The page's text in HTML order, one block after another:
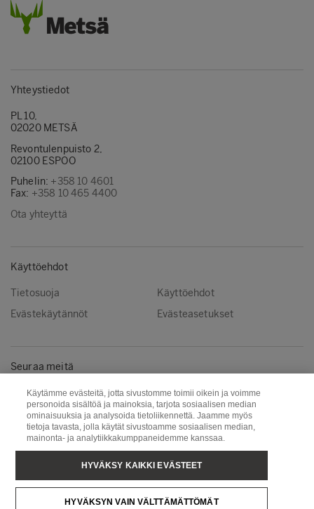
Yhteystiedot
PL 10,
02020 METSÄ
Revontulenpuisto 2,
02100 ESPOO
Puhelin: +358 10 4601
Fax: +358 10 465 4400
Ota yhteyttä
Käyttöehdot
Tietosuoja
Käyttöehdot
Evästekäytännöt
Evästeasetukset
Seuraa meitä
Facebook
Instagram
Linkedin
Youtube
Metsä Fibre
Metsä Forest
Metsä Board
Metsä Tissue
Metsä Spring
Käytämme evästeitä, jotta sivustomme toimii oikein ja voimme
personoida sisältöä ja mainoksia, tarjota sosiaalisen median
ominaisuuksia ja analysoida tietoliikennettä. Jaamme myös
tietoja tavasta, jolla käytät sivustoamme sosiaalisen median,
mainonta- ja analytiikkakumppaneidemme kanssaa.
HYVÄKSYN VAIN VÄLTTÄMÄTTÖMÄT
HYVÄKSY KAIKKI EVÄSTEET